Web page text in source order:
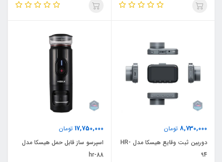
8,730,000 تومان
دوربین ثبت وقایع هیسکا مدل HR-
94
17,750,000 تومان
اسپرسو ساز قابل حمل هیسکا مدل
hr-88